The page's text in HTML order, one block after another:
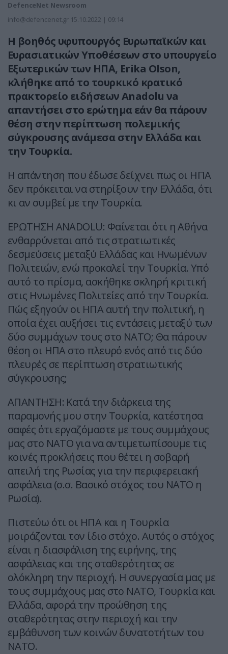
DefenceNet Newsroom
info@defencenet.gr 15.10.2022 | 09:14
H βοηθός υφυπουργός Ευρωπαϊκών και
Ευρασιατικών Υποθέσεων στο υπουργείο
Εξωτερικών των ΗΠΑ, Erika Olson,
κλήθηκε από το τουρκικό κρατικό
πρακτορείο ειδήσεων Anadolu νa
απαντήσει στο ερώτημα εάν θα πάρουν
θέση στην περίπτωση πολεμικής
σύγκρουσης ανάμεσα στην Ελλάδα και
την Τουρκία.
Η απάντηση που έδωσε δείχνει πως οι ΗΠΑ
δεν πρόκειται να στηρίξουν την Ελλάδα, ότι
κι αν συμβεί με την Τουρκία.
ΕΡΩΤΗΣΗ ANADOLU: Φαίνεται ότι η Αθήνα
ενθαρρύνεται από τις στρατιωτικές
δεσμεύσεις μεταξύ Ελλάδας και Ηνωμένων
Πολιτειών, ενώ προκαλεί την Τουρκία. Υπό
αυτό το πρίσμα, ασκήθηκε σκληρή κριτική
στις Ηνωμένες Πολιτείες από την Τουρκία.
Πώς εξηγούν οι ΗΠΑ αυτή την πολιτική, η
οποία έχει αυξήσει τις εντάσεις μεταξύ των
δύο συμμάχων τους στο ΝΑΤΟ; Θα πάρουν
θέση οι ΗΠΑ στο πλευρό ενός από τις δύο
πλευρές σε περίπτωση στρατιωτικής
σύγκρουσης;
ΑΠΑΝΤΗΣΗ: Κατά την διάρκεια της
παραμονής μου στην Τουρκία, κατέστησα
σαφές ότι εργαζόμαστε με τους συμμάχους
μας στο ΝΑΤΟ για να αντιμετωπίσουμε τις
κοινές προκλήσεις που θέτει η σοβαρή
απειλή της Ρωσίας για την περιφερειακή
ασφάλεια (σ.σ. Βασικό στόχος του ΝΑΤΟ η
Ρωσία).
Πιστεύω ότι οι ΗΠΑ και η Τουρκία
μοιράζονται τον ίδιο στόχο. Αυτός ο στόχος
είναι η διασφάλιση της ειρήνης, της
ασφάλειας και της σταθερότητας σε
ολόκληρη την περιοχή. Η συνεργασία μας με
τους συμμάχους μας στο ΝΑΤΟ, Τουρκία και
Ελλάδα, αφορά την προώθηση της
σταθερότητας στην περιοχή και την
εμβάθυνση των κοινών δυνατοτήτων του
ΝΑΤΟ.